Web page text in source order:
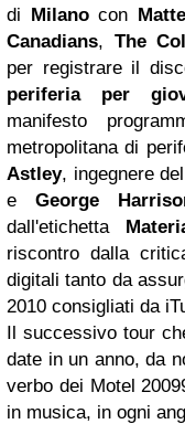
di Milanocon
Canadians, The
per registrare il
periferia per
manifesto
metropolitana di
Astley, ingegnere
e George
dall'etichetta
riscontro dalla
digitali tanto da
2010 consigliati da
Il successivo tour
date in un anno, da
verbo dei Motel
in musica, in ogni